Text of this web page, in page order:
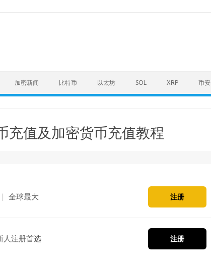
加密新闻 比特币 以太坊 SOL XRP 币安
充值及加密货币充值教程
| 全球最大 注册
人注册首选 注册